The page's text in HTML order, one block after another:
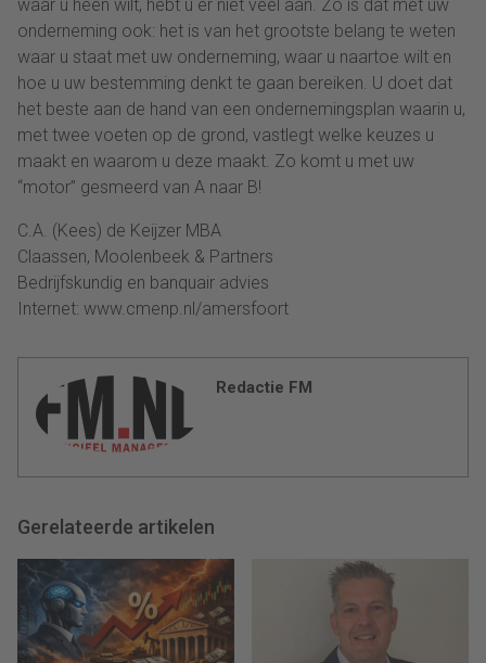
waar u heen wilt, hebt u er niet veel aan. Zo is dat met uw
onderneming ook: het is van het grootste belang te weten
waar u staat met uw onderneming, waar u naartoe wilt en
hoe u uw bestemming denkt te gaan bereiken. U doet dat
het beste aan de hand van een ondernemingsplan waarin u,
met twee voeten op de grond, vastlegt welke keuzes u
maakt en waarom u deze maakt. Zo komt u met uw
“motor” gesmeerd van A naar B!
C.A. (Kees) de Keijzer MBA
Claassen, Moolenbeek & Partners
Bedrijfskundig en banquair advies
Internet: www.cmenp.nl/amersfoort
Redactie FM
Gerelateerde artikelen